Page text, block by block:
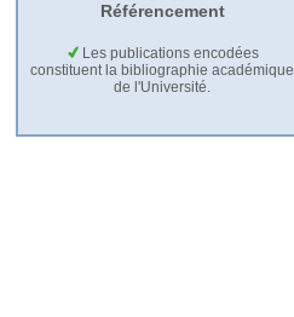
Référencement
Les publications encodées
constituent la bibliographie académique
de l'Université.